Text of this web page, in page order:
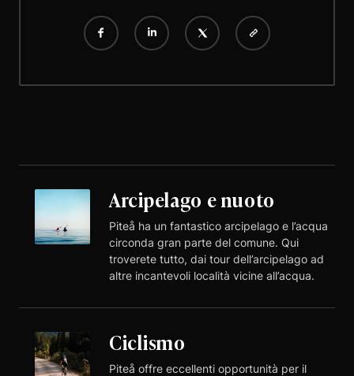
Arcipelago e nuoto
Piteå ha un fantastico arcipelago e l’acqua
circonda gran parte del comune. Qui
troverete tutto, dai tour dell’arcipelago ad
altre incantevoli località vicine all’acqua.
Ciclismo
Piteå offre eccellenti opportunità per il